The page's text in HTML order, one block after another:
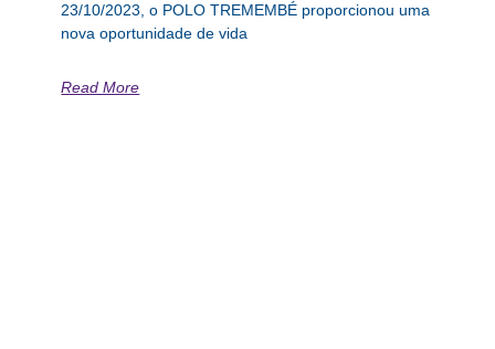
23/10/2023, o POLO TREMEMBÉ proporcionou uma
nova oportunidade de vida
Read More